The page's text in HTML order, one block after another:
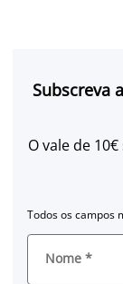
Subscreva
O vale de
Todos os campos
Nome *